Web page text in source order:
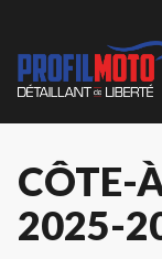
CÔTE-
2025-